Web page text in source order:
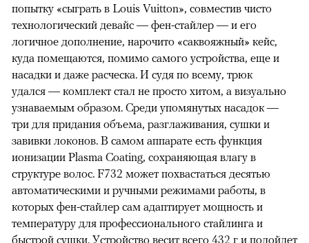
попытку «сыграть в Louis Vuitton», совместив чисто
технологический девайс — фен-стайлер — и его
логичное дополнение, нарочито «саквояжный» кейс,
куда помещаются, помимо самого устройства, еще и
насадки и даже расческа. И судя по всему, трюк
удался — комплект стал не просто хитом, а визуально
узнаваемым образом. Среди упомянутых насадок —
три для придания объема, разглаживания, сушки и
завивки локонов. В самом аппарате есть функция
ионизации Plasma Coating, сохраняющая влагу в
структуре волос. F732 может похвастаться десятью
автоматическими и ручными режимами работы, в
которых фен-стайлер сам адаптирует мощность и
температуру для профессионального стайлинга и
быстрой сушки. Устройство весит всего 432 г и подойдет